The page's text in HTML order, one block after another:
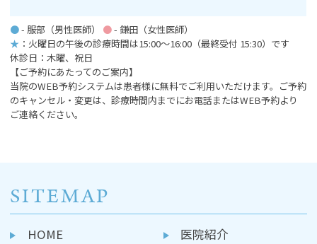
●- 服部（男性医師） ●- 鎌田（女性医師）
★ ：火曜日の午後の診療時間は15:00～16:00 （最終受付 15:30）です
休診日：木曜、祝日
【ご予約にあたってのご案内】
当院のWEB予約システムは患者様に無料でご利用いただけます。ご予約
のキャンセル・変更は、診療時間内までにお電話またはWEB予約より
ご連絡ください。
SITEMAP
HOME
医院紹介